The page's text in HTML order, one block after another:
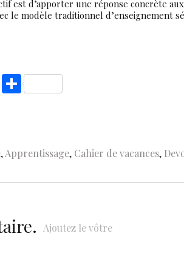
est d’apporter une réponse concrète
le modèle traditionnel d’enseignement
E S
,Apprentissage, Cahier de vacances,
Ajoutez le vôtre